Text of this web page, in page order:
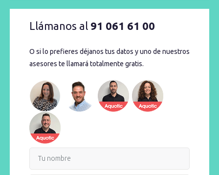
Llámanos al 91 061 61 00
O si lo prefieres déjanos tus datos y uno de nuestros
asesores te llamará totalmente gratis.